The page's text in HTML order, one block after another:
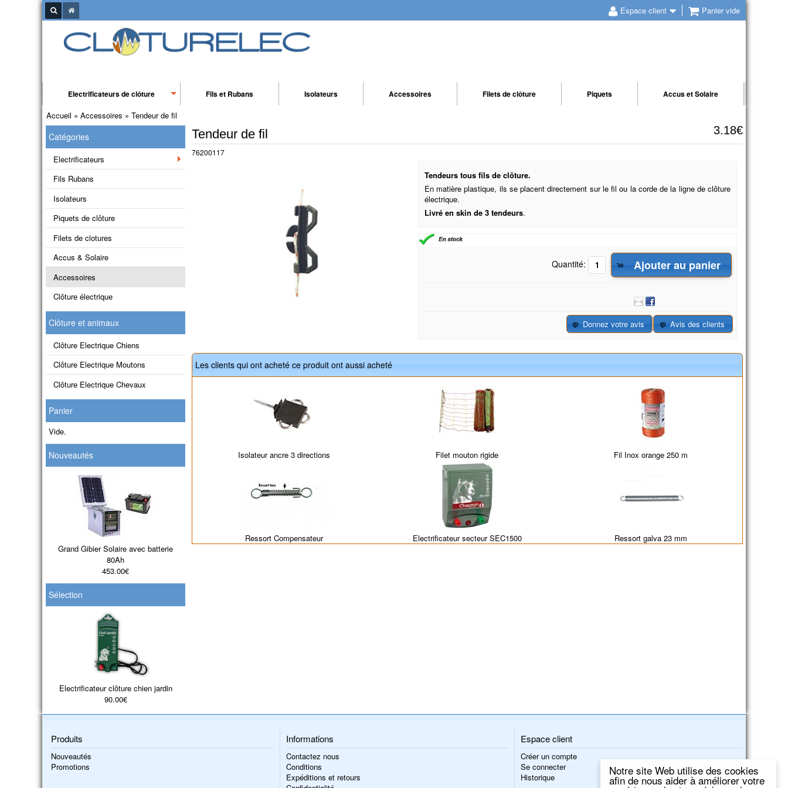
Notre site Web utilise des cookies
afin de nous aider à améliorer votre
Espace client Panier vide
Electrificateurs de clôture Fils et Rubans Isolateurs Accessoires Filets de clôture Piquets Accus et Solaire
Accueil » Accessoires » Tendeur de fil
3.18€
Tendeur de fil
76200117
Tendeurs tous fils de clôture.
En matière plastique, ils se placent directement sur le fil ou la corde de la ligne de clôture
électrique.
Livré en skin de 3 tendeurs.
Quantité: Ajouter au panier
Avis des clients
Donnez votre avis
Les clients qui ont acheté ce produit ont aussi acheté
Isolateur ancre 3 directions Filet mouton rigide Fil Inox orange 250 m
Ressort Compensateur Electrificateur secteur SEC1500 Ressort galva 23 mm
Catégories
Electrificateurs
Fils Rubans
Isolateurs
Piquets de clôture
Filets de clotures
Accus & Solaire
Accessoires
Clôture électrique
Clôture et animaux
Clôture Electrique Chiens
Clôture Electrique Moutons
Clôture Electrique Chevaux
Panier
Vide.
Nouveautés
Grand Gibier Solaire avec batterie
80Ah
453.00€
Sélection
Electrificateur clôture chien jardin
90.00€
Produits
Nouveautés
Promotions
Informations
Contactez nous
Conditions
Expéditions et retours
Espace client
Créer un compte
Se connecter
Historique